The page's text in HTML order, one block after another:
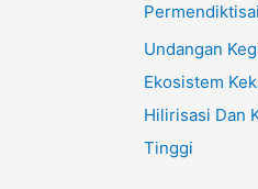
Undangan
Ekosistem
Hilirisasi Dan
Tinggi